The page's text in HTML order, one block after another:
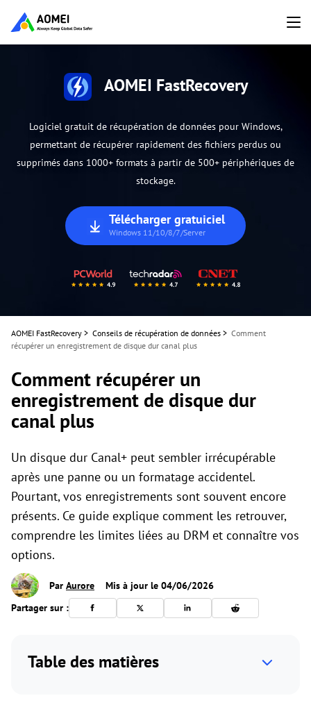
AOMEI FastRecovery
Logiciel gratuit de récupération de données pour Windows,
permettant de récupérer rapidement des fichiers perdus ou
supprimés dans 1000+ formats à partir de 500+ périphériques de
stockage.
Télécharger gratuiciel
Windows 11/10/8/7/Server
AOMEI FastRecovery > Conseils de récupération de données > Comment
récupérer un enregistrement de disque dur canal plus
Comment récupérer un
enregistrement de disque dur
canal plus
Un disque dur Canal+ peut sembler irrécupérable
après une panne ou un formatage accidentel.
Pourtant, vos enregistrements sont souvent encore
présents. Ce guide explique comment les retrouver,
comprendre les limites liées au DRM et connaître vos
options.
Par Aurore
Mis à jour le 04/06/2026
Partager sur :
Table des matières